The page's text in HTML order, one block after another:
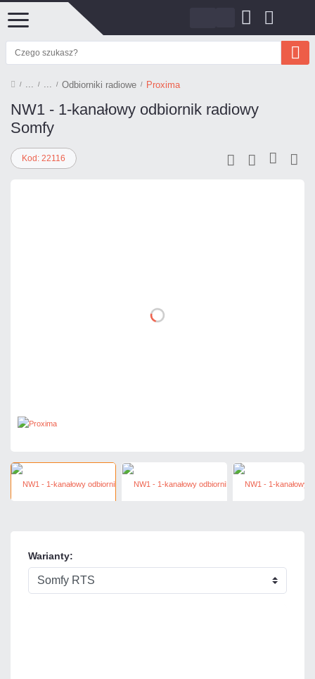
Odbiorniki radiowe Proxima
NW1 - 1-kanałowy odbiornik radiowy
Somfy
Kod: 22116
Warianty: